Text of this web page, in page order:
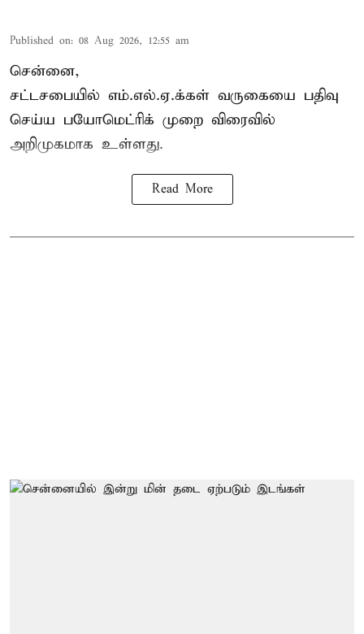
Published on: 08 Aug 2026, 12:55 am
சென்னை,
சட்டசபையில் எம்.எல்.ஏ.க்கள் வருகையை பதிவு
செய்ய பயோமெட்ரிக் முறை விரைவில்
அறிமுகமாக உள்ளது.
Read More